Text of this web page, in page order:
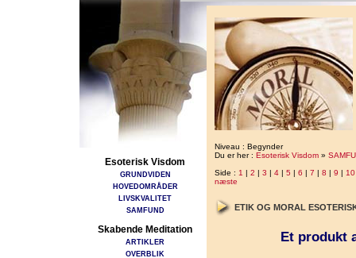
Esoterisk Visdom
GRUNDVIDEN
HOVEDOMRÅDER
LIVSKVALITET
SAMFUND
Skabende Meditation
ARTIKLER
OVERBLIK
Niveau : Begynder
Du er her : Esoterisk Visdom »
Side : 1 | 2 | 3 | 4 | 5 | 6 | 7 | 8 | 9 | 10
næste
ETIK OG MORAL
Et produkt